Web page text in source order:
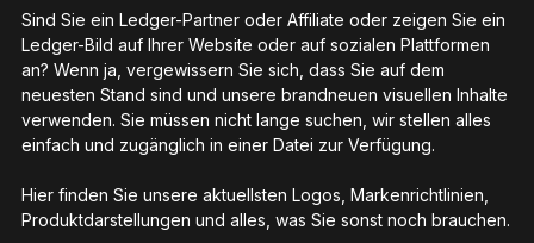
Sind Sie ein Ledger-Partner oder Affiliate oder zeigen Sie ein
Ledger-Bild auf Ihrer Website oder auf sozialen Plattformen
an? Wenn ja, vergewissern Sie sich, dass Sie auf dem
neuesten Stand sind und unsere brandneuen visuellen Inhalte
verwenden. Sie müssen nicht lange suchen, wir stellen alles
einfach und zugänglich in einer Datei zur Verfügung.
Hier finden Sie unsere aktuellsten Logos, Markenrichtlinien,
Produktdarstellungen und alles, was Sie sonst noch brauchen.